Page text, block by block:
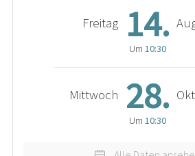
Freitag 14.
Um 10:30
Mittwoch 28.
Um 10:30